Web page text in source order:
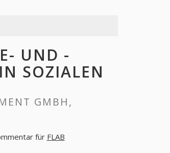
UND -
SOZIALEN
GMBH,
für FLAB